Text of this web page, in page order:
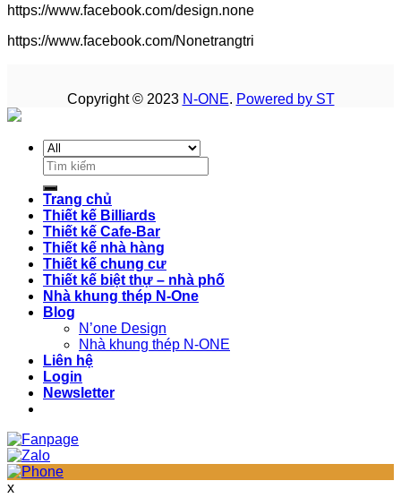
https://www.facebook.com/design.none
https://www.facebook.com/Nonetrangtri
Copyright © 2023 N-ONE. Powered by ST
Search
for:
Trang chủ
Thiết kế Billiards
Thiết kế Cafe-Bar
Thiết kế nhà hàng
Thiết kế chung cư
Thiết kế biệt thự – nhà phố
Nhà khung thép N-One
Blog
N’one Design
Nhà khung thép N-ONE
Liên hệ
Login
Newsletter
x